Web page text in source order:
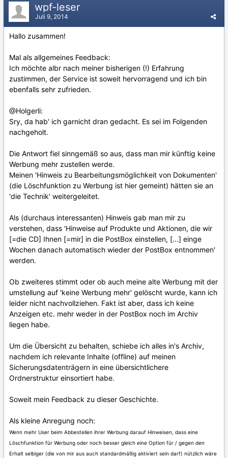
wpf-leser
Juli 9, 2014
Hallo zusammen!
Mal als allgemeines Feedback:
Ich möchte albr nach meiner bisherigen (!) Erfahrung
zustimmen, der Service ist soweit hervorragend und ich bin
ebenfalls sehr zufrieden.
@Holgerli:
Sry, da hab' ich garnicht dran gedacht. Es sei im Folgenden
nachgeholt.
Die Antwort fiel sinngemäß so aus, dass man mir künftig keine
Werbung mehr zustellen werde.
Meinen 'Hinweis zu Bearbeitungsmöglichkeit von Dokumenten'
(die Löschfunktion zu Werbung ist hier gemeint) hätten sie an
'die Technik' weitergeleitet.
Als (durchaus interessanten) Hinweis gab man mir zu
verstehen, dass 'Hinweise auf Produkte und Aktionen, die wir
[=die CD] Ihnen [=mir] in die PostBox einstellen, [...] einge
Wochen danach automatisch wieder der PostBox entnommen'
werden.
Ob zweiteres stimmt oder ob auch meine alte Werbung mit der
umstellung auf 'keine Werbung mehr' gelöscht wurde, kann ich
leider nicht nachvollziehen. Fakt ist aber, dass ich keine
Anzeigen etc. mehr weder in der PostBox noch im Archiv
liegen habe.
Um die Übersicht zu behalten, schiebe ich alles in's Archiv,
nachdem ich relevante Inhalte (offline) auf meinen
Sicherungsdatenträgern in eine übersichtlichere
Ordnerstruktur einsortiert habe.
Soweit mein Feedback zu dieser Geschichte.
Als kleine Anregung noch:
Wenn mehr User beim Abbestellen ihrer Werbung darauf Hinweisen, dass eine
Löschfunktion für Werbung oder noch besser gleich eine Option für / gegen den
Erhalt selbiger (die von mir aus auch standardmäßig aktiviert sein darf) nützlich wäre